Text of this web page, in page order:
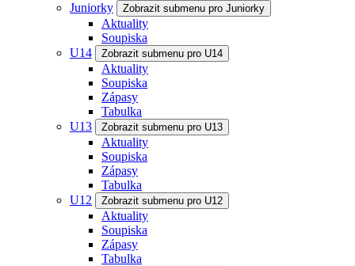
Juniorky
Zobrazit submenu pro Juniorky
Aktuality
Soupiska
U14
Zobrazit submenu pro U14
Aktuality
Soupiska
Zápasy
Tabulka
U13
Zobrazit submenu pro U13
Aktuality
Soupiska
Zápasy
Tabulka
U12
Zobrazit submenu pro U12
Aktuality
Soupiska
Zápasy
Tabulka